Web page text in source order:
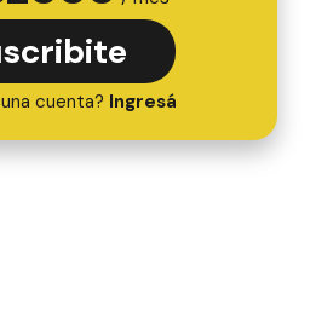
cuenta? Ingresá